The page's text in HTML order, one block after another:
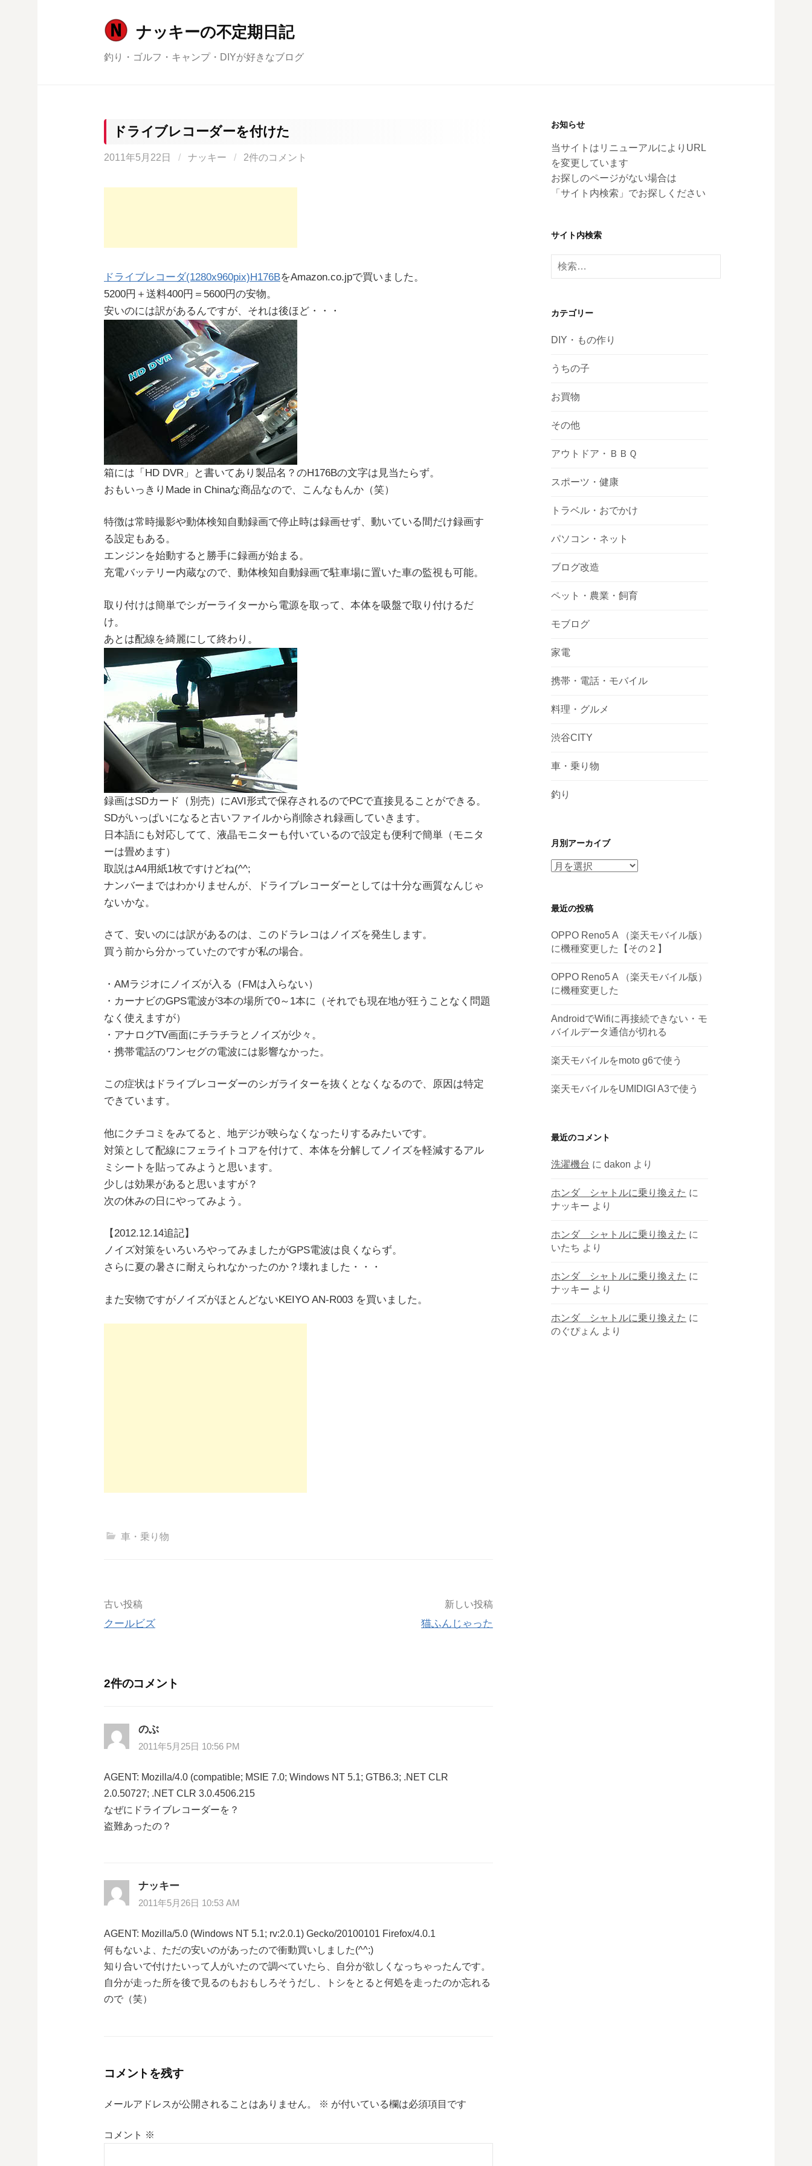
ナッキーの不定期日記
釣り・ゴルフ・キャンプ・DIYが好きなブログ
ドライブレコーダーを付けた
2011年5月22日 / ナッキー / 2件のコメント
ドライブレコーダ(1280x960pix)H176BをAmazon.co.jpで買いました。
5200円＋送料400円＝5600円の安物。
安いのには訳があるんですが、それは後ほど・・・
箱には「HD DVR」と書いてあり製品名？のH176Bの文字は見当たらず。
おもいっきりMade in Chinaな商品なので、こんなもんか（笑）
特徴は常時撮影や動体検知自動録画で停止時は録画せず、動いている間だけ録画す
る設定もある。
エンジンを始動すると勝手に録画が始まる。
充電バッテリー内蔵なので、動体検知自動録画で駐車場に置いた車の監視も可能。
取り付けは簡単でシガーライターから電源を取って、本体を吸盤で取り付けるだ
け。
あとは配線を綺麗にして終わり。
録画はSDカード（別売）にAVI形式で保存されるのでPCで直接見ることができる。
SDがいっぱいになると古いファイルから削除され録画していきます。
日本語にも対応してて、液晶モニターも付いているので設定も便利で簡単（モニタ
ーは畳めます）
取説はA4用紙1枚ですけどね(^^;
ナンバーまではわかりませんが、ドライブレコーダーとしては十分な画質なんじゃ
ないかな。
さて、安いのには訳があるのは、このドラレコはノイズを発生します。
買う前から分かっていたのですが私の場合。
・AMラジオにノイズが入る（FMは入らない）
・カーナビのGPS電波が3本の場所で0～1本に（それでも現在地が狂うことなく問題
なく使えますが）
・アナログTV画面にチラチラとノイズが少々。
・携帯電話のワンセグの電波には影響なかった。
この症状はドライブレコーダーのシガライターを抜くとなくなるので、原因は特定
できています。
他にクチコミをみてると、地デジが映らなくなったりするみたいです。
対策として配線にフェライトコアを付けて、本体を分解してノイズを軽減するアル
ミシートを貼ってみようと思います。
少しは効果があると思いますが？
次の休みの日にやってみよう。
【2012.12.14追記】
ノイズ対策をいろいろやってみましたがGPS電波は良くならず。
さらに夏の暑さに耐えられなかったのか？壊れました・・・
また安物ですがノイズがほとんどないKEIYO AN-R003 を買いました。
車・乗り物
投
ビ
ゲ
ー
シ
ョ
ン
古い投稿
クールビズ
新しい投稿
猫ふんじゃった
2件のコメント
のぶ
2011年5月25日 10:56 PM
AGENT: Mozilla/4.0 (compatible; MSIE 7.0; Windows NT 5.1; GTB6.3; .NET CLR
2.0.50727; .NET CLR 3.0.4506.215
なぜにドライブレコーダーを？
盗難あったの？
ナッキー
2011年5月26日 10:53 AM
AGENT: Mozilla/5.0 (Windows NT 5.1; rv:2.0.1) Gecko/20100101 Firefox/4.0.1
何もないよ、ただの安いのがあったので衝動買いしました(^^;)
知り合いで付けたいって人がいたので調べていたら、自分が欲しくなっちゃったんです。
自分が走った所を後で見るのもおもしろそうだし、トシをとると何処を走ったのか忘れる
ので（笑）
コメントを残す
メールアドレスが公開されることはありません。 ※ が付いている欄は必須項目です
コメント ※
お知らせ
当サイトはリニューアルによりURL
を変更しています
お探しのページがない場合は
「サイト内検索」でお探しください
サイト内検索
検
索:
カテゴリー
DIY・もの作り
うちの子
お買物
その他
アウトドア・ＢＢＱ
スポーツ・健康
トラベル・おでかけ
パソコン・ネット
ブログ改造
ペット・農業・飼育
モブログ
家電
携帯・電話・モバイル
料理・グルメ
渋谷CITY
車・乗り物
釣り
月別アーカイブ
月
ー
イ
ブ
最近の投稿
OPPO Reno5 A （楽天モバイル版）
に機種変更した【その２】
OPPO Reno5 A （楽天モバイル版）
に機種変更した
AndroidでWifiに再接続できない・モ
バイルデータ通信が切れる
楽天モバイルをmoto g6で使う
楽天モバイルをUMIDIGI A3で使う
最近のコメント
洗濯機台 に dakon より
ホンダ シャトルに乗り換えた に
ナッキー より
ホンダ シャトルに乗り換えた に
いたち より
ホンダ シャトルに乗り換えた に
ナッキー より
ホンダ シャトルに乗り換えた に
のぐぴょん より